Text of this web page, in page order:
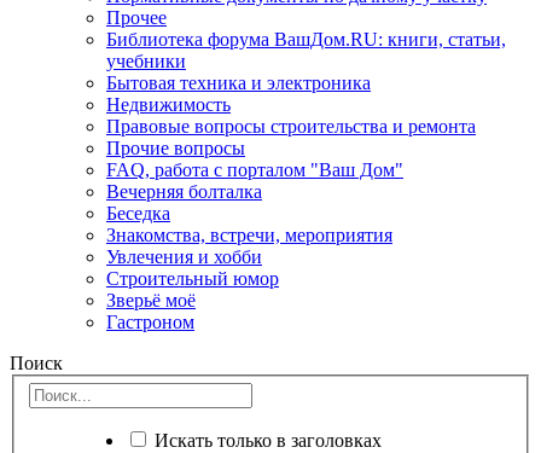
Прочее
Библиотека форума ВашДом.RU: книги, статьи,
учебники
Бытовая техника и электроника
Недвижимость
Правовые вопросы строительства и ремонта
Прочие вопросы
FAQ, работа с порталом "Ваш Дом"
Вечерняя болталка
Беседка
Знакомства, встречи, мероприятия
Увлечения и хобби
Строительный юмор
Зверьё моё
Гастроном
Поиск
Искать только в заголовках